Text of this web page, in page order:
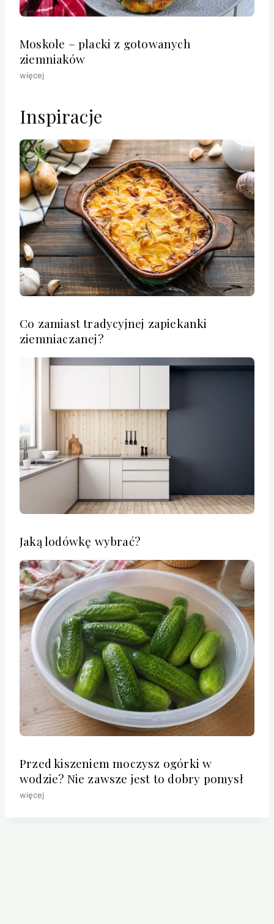
Moskole – placki z gotowanych
ziemniaków
więcej
Inspiracje
Co zamiast tradycyjnej zapiekanki
ziemniaczanej?
Jaką lodówkę wybrać?
Przed kiszeniem moczysz ogórki w
wodzie? Nie zawsze jest to dobry pomysł
więcej